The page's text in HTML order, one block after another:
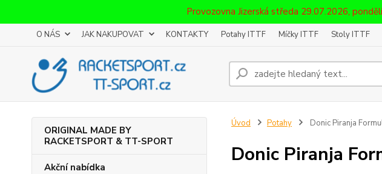
Provozovna Jizerská středa 29.07.2026,
O NÁS JAK NAKUPOVAT KONTAKTY Potahy ITTF Míčky ITTF Stoly ITTF
ORIGINAL MADE BY
RACKETSPORT & TT-SPORT
Akční nabídka
Úvod Potahy Donic Piranja
Donic Piranja